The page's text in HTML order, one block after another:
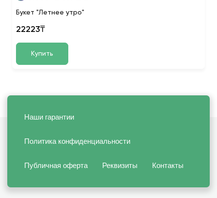
Букет "Летнее утро"
22223₸
Купить
Наши гарантии
Политика конфиденциальности
Публичная оферта Реквизиты Контакты